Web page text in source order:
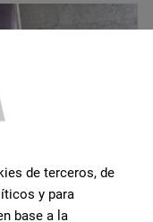
de terceros, de
y para
base a la